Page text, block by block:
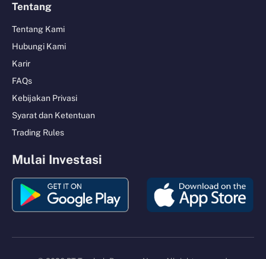
Tentang
Tentang Kami
Hubungi Kami
Karir
FAQs
Kebijakan Privasi
Syarat dan Ketentuan
Trading Rules
Mulai Investasi